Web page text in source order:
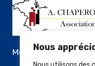
Nous
Me Alexandre